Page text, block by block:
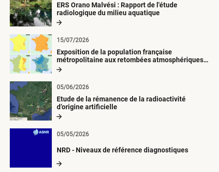
ERS Orano Malvési : Rapport de l'étude
radiologique du milieu aquatique
Exposition de la population française
métropolitaine aux retombées atmosphériques
radioactives depuis 1945
15/07/2026
Etude de la rémanence de la radioactivité
d’origine artificielle
05/06/2026
NRD - Niveaux de référence diagnostiques
05/05/2026